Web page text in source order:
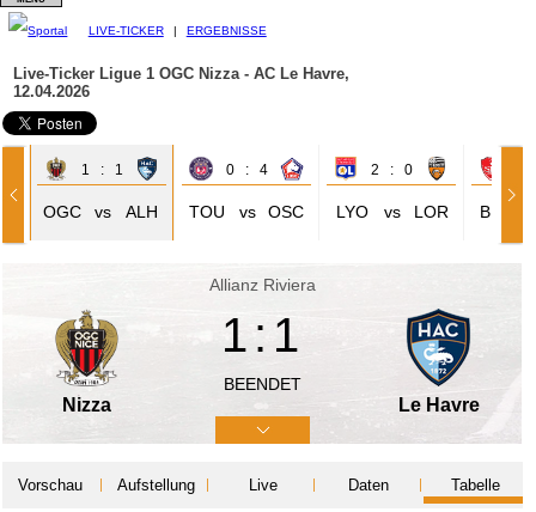
LIVE-TICKER | ERGEBNISSE
Live-Ticker Ligue 1 OGC Nizza - AC Le Havre,
12.04.2026
1 : 1
OGC vs ALH
0 : 4
TOU vs OSC
2 : 0
LYO vs LOR BRE
Allianz Riviera
Nizza
1:1
BEENDET
Le Havre
Vorschau Aufstellung Live Daten Tabelle